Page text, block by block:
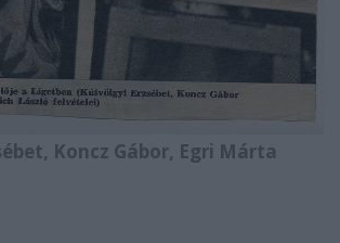
Koncz Gábor, Egri Márta